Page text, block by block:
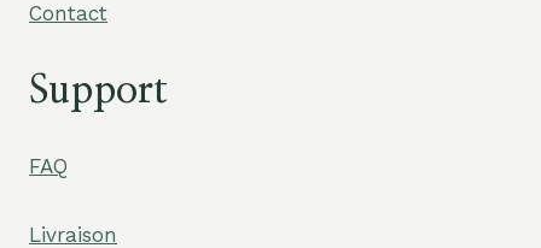
Contact
Support
FAQ
Livraison